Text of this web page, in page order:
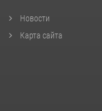
Новости
Карта сайта